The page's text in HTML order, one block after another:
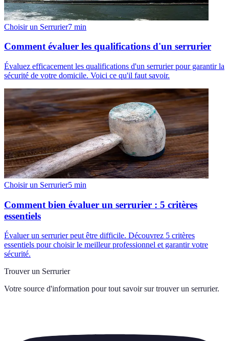
Choisir un Serrurier7 min
Comment évaluer les qualifications d'un serrurier
Évaluez efficacement les qualifications d'un serrurier pour garantir la
sécurité de votre domicile. Voici ce qu'il faut savoir.
Choisir un Serrurier5 min
Comment bien évaluer un serrurier : 5 critères
essentiels
Évaluer un serrurier peut être difficile. Découvrez 5 critères
essentiels pour choisir le meilleur professionnel et garantir votre
sécurité.
Trouver un Serrurier
Votre source d'information pour tout savoir sur trouver un serrurier.